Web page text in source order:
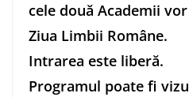
cele două Academii
Ziua Limbii Române.
Intrarea este liberă.
Programul poate fi